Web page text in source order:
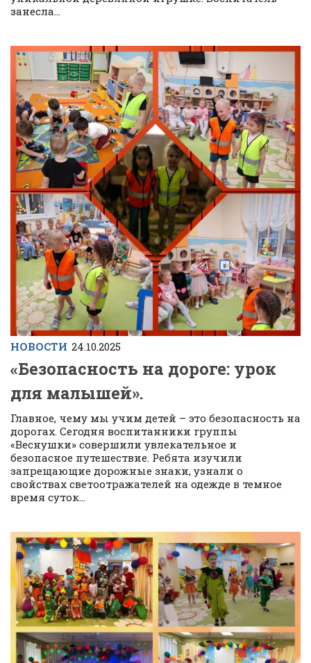
занесла...
НОВОСТИ 24.10.2025
«Безопасность на дороге: урок
для малышей».
Главное, чему мы учим детей – это безопасность на
дорогах. Сегодня воспитанники группы
«Веснушки» совершили увлекательное и
безопасное путешествие. Ребята изучили
запрещающие дорожные знаки, узнали о
свойствах светоотражателей на одежде в темное
время суток...